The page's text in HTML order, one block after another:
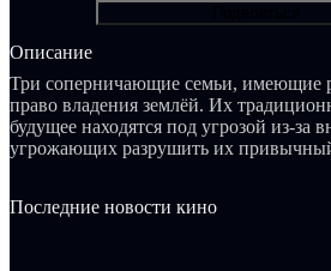
Описание
Три соперничающие семьи, имеющие
право владения землёй. Их
будущее находятся под угрозой из-за
угрожающих разрушить их
утешения для него становится Куинн
Последние новости кино